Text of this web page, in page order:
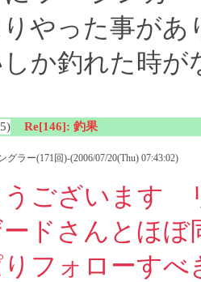
りやった事が
しか釣れた時が
Re[146]: 釣果
グラー(171回)-(2006/07/20(Thu) 07:43:02)
うございます
ドさんとほぼ
フォローすべ